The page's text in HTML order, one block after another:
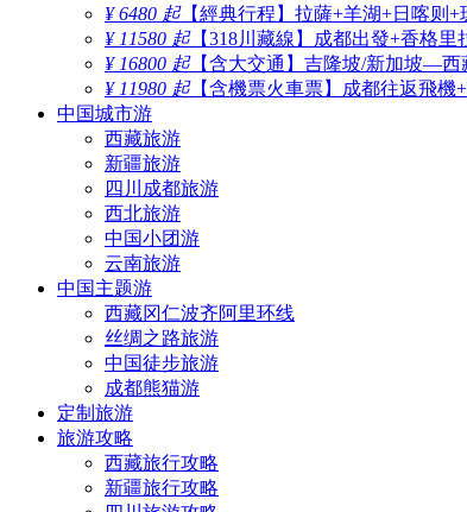
¥ 6480 起【經典行程】拉薩+羊湖+日喀则
¥ 11580 起【318川藏線】成都出發+香格里
¥ 16800 起【含大交通】吉隆坡/新加坡—西
¥ 11980 起【含機票火車票】成都往返飛機
中国城市游
西藏旅游
新疆旅游
四川成都旅游
西北旅游
中国小团游
云南旅游
中国主题游
西藏冈仁波齐阿里环线
丝绸之路旅游
中国徒步旅游
成都熊猫游
定制旅游
旅游攻略
西藏旅行攻略
新疆旅行攻略